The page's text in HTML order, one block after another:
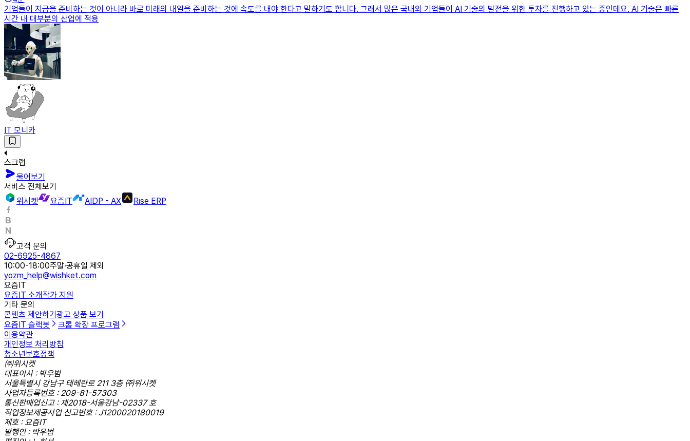
기업들이 지금을 준비하는 것이 아니라 바로 미래의 내일을 준비하는 것에 속도를 내야 한다고 말하기도 합니다. 그래서 많은 국내외 기업들이 AI 기술의 발전을 위한 투자를 진행하고 있는 중인데요. AI 기술은 빠른
시간 내 대부분의 산업에 적용
IT 모니카
스크랩
물어보기
서비스 전체보기
위시켓
요즘IT AIDP - AX Rise ERP
고객 문의
02-6925-4867
10:00-18:00주말·공휴일 제외
yozm_help@wishket.com
요즘IT
요즘IT 소개작가 지원
기타 문의
콘텐츠 제안하기 광고 상품 보기
요즘IT 슬랙봇
크롬 확장 프로그램
이용약관
개인정보 처리방침
청소년보호정책
㈜위시켓
대표이사 : 박우범
서울특별시 강남구 테헤란로 211 3층 ㈜위시켓
사업자등록번호 : 209-81-57303
통신판매업신고 : 제2018-서울강남-02337 호
직업정보제공사업 신고번호 : J1200020180019
제호 : 요즘IT
발행인 : 박우범